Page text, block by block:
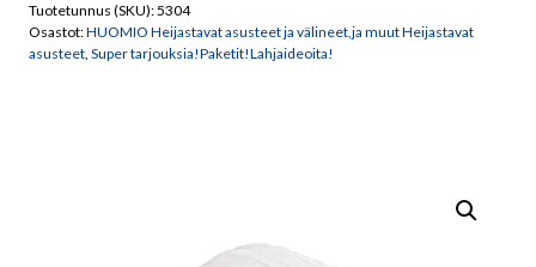
määrä
Tuotetunnus (SKU):5304
Osastot:HUOMIO Heijastavat asusteet ja välineet,ja muut Heijastavat
asusteet, Super tarjouksia!Paketit!Lahjaideoita!